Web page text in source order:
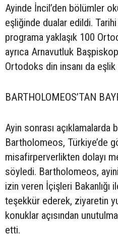
Ayinde İncil’den bölümler
eşliğinde dualar edildi.
programa yaklaşık 100
ayrıca Arnavutluk
Ortodoks din insanı da
BARTHOLOMEOS’TAN
Ayin sonrası açıklamalarda
Bartholomeos, Türkiye’de
misafirperverlikten dolayı
söyledi. Bartholomeos,
izin veren İçişleri Bakanlığı
teşekkür ederek, ziyaretin
konuklar açısından
etti.